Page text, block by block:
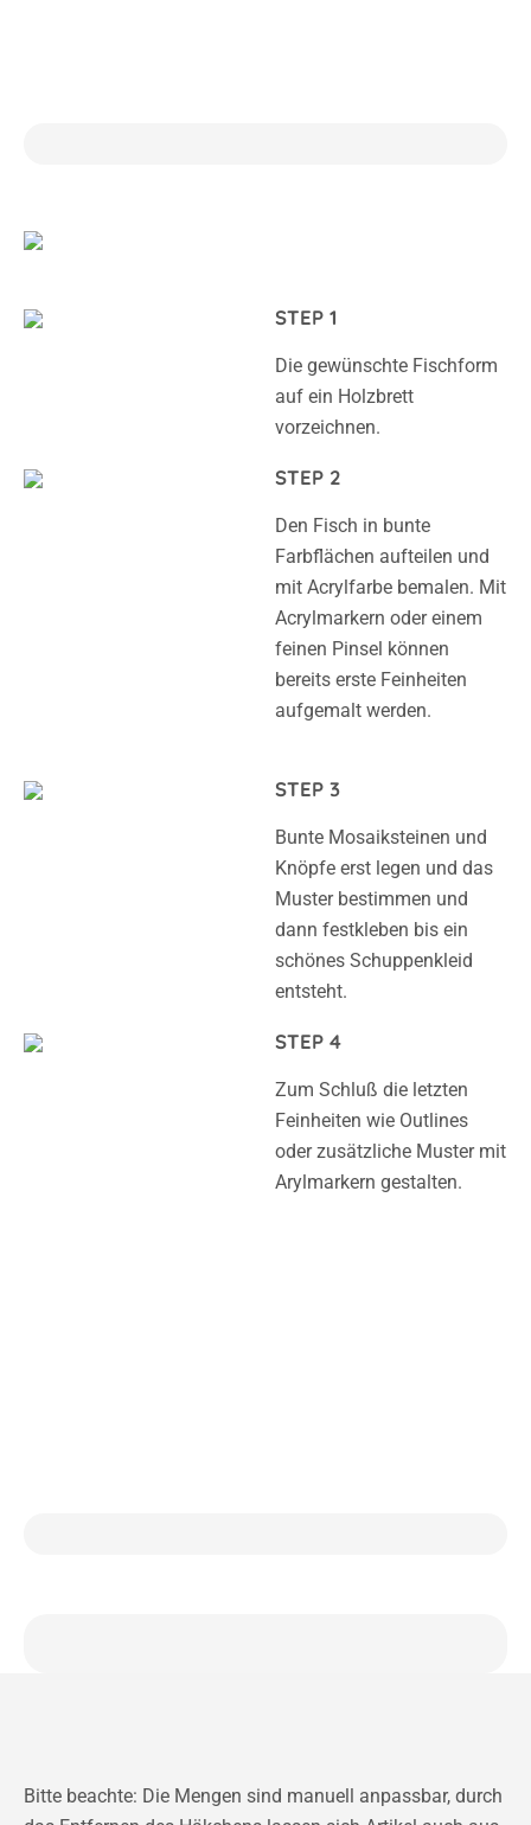
STEP 1
Die gewünschte Fischform
auf ein Holzbrett
vorzeichnen.
STEP 2
Den Fisch in bunte
Farbflächen aufteilen und
mit Acrylfarbe bemalen. Mit
Acrylmarkern oder einem
feinen Pinsel können
bereits erste Feinheiten
aufgemalt werden.
STEP 3
Bunte Mosaiksteinen und
Knöpfe erst legen und das
Muster bestimmen und
dann festkleben bis ein
schönes Schuppenkleid
entsteht.
STEP 4
Zum Schluß die letzten
Feinheiten wie Outlines
oder zusätzliche Muster mit
Arylmarkern gestalten.
Bitte beachte: Die Mengen sind manuell anpassbar, durch